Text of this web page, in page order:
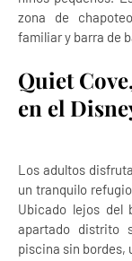
zona de
familiar y barra de
Quiet
en el
Los adultos
un tranquilo
Ubicado lejos del
apartado distrito
piscina sin bordes,